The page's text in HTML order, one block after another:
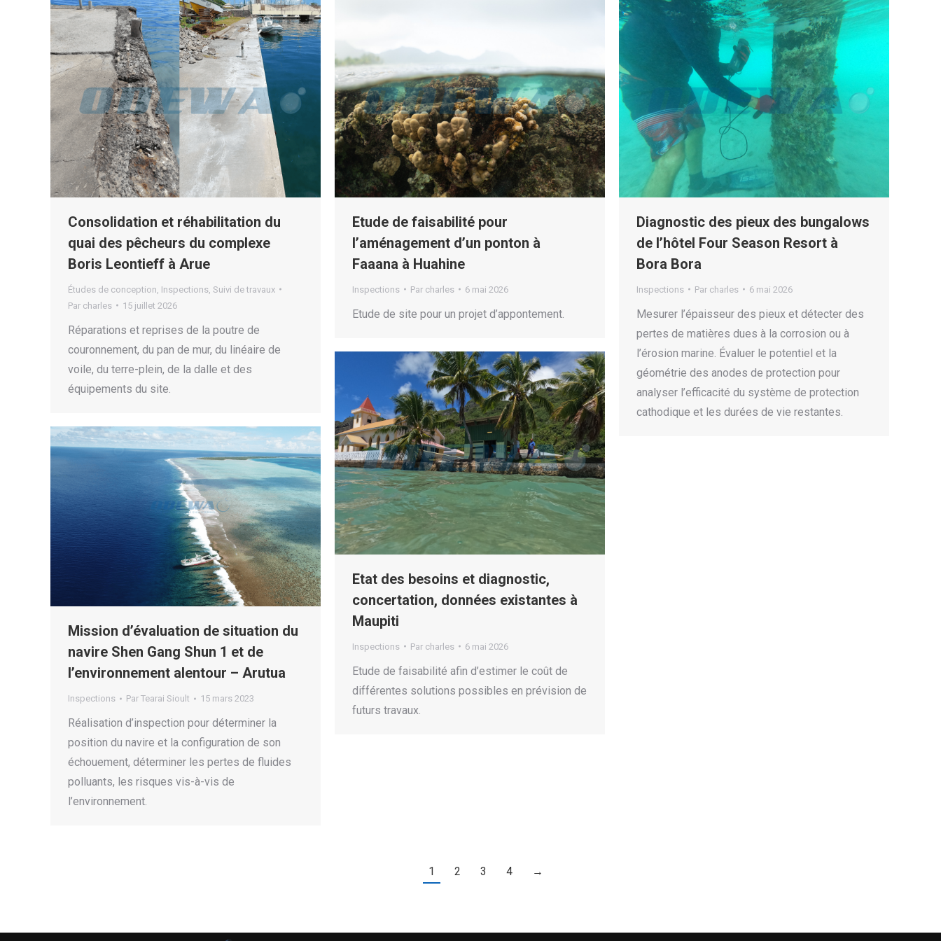
Consolidation et réhabilitation du
quai des pêcheurs du complexe
Boris Leontieff à Arue
Études de conception Inspections Suivi de travaux
Par charles 15 juillet 2026
Réparations et reprises de la poutre de
couronnement, du pan de mur, du linéaire de
voile, du terre-plein, de la dalle et des
équipements du site.
Etude de faisabilité pour
l’aménagement d’un ponton à
Faaana à Huahine
Inspections Par charles 6 mai 2026
Etude de site pour un projet d’appontement.
Diagnostic des pieux des bungalows
de l’hôtel Four Season Resort à
Bora Bora
Inspections Par charles 6 mai 2026
Mesurer l’épaisseur des pieux et détecter des
pertes de matières dues à la corrosion ou à
l’érosion marine. Évaluer le potentiel et la
géométrie des anodes de protection pour
analyser l’efficacité du système de protection
cathodique et les durées de vie restantes.
Etat des besoins et diagnostic,
concertation, données existantes à
Maupiti
Inspections Par charles 6 mai 2026
Etude de faisabilité afin d’estimer le coût de
différentes solutions possibles en prévision de
futurs travaux.
Mission d’évaluation de situation du
navire Shen Gang Shun 1 et de
l’environnement alentour – Arutua
Inspections Par Tearai Sioult 15 mars 2023
Réalisation d’inspection pour déterminer la
position du navire et la configuration de son
échouement, déterminer les pertes de fluides
polluants, les risques vis-à-vis de
l’environnement.
1 2 3 4 →